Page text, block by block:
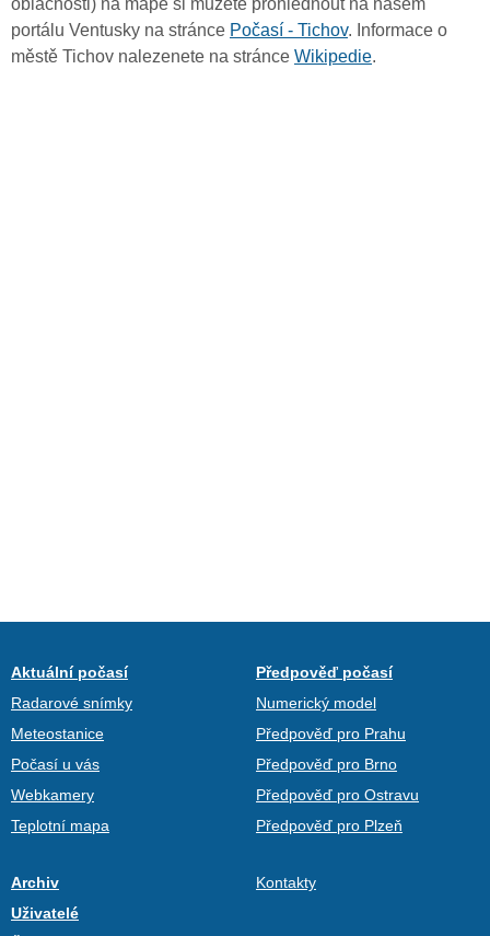
oblačnosti) na mapě si můžete prohlédnout na našem
portálu Ventusky na stránce Počasí - Tichov. Informace o
městě Tichov nalezenete na stránce Wikipedie.
Aktuální počasí
Radarové snímky
Meteostanice
Počasí u vás
Webkamery
Teplotní mapa
Předpověď počasí
Numerický model
Předpověď pro Prahu
Předpověď pro Brno
Předpověď pro Ostravu
Předpověď pro Plzeň
Archiv
Uživatelé
Kontakty